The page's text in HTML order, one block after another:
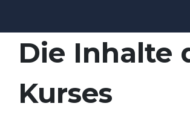
Die Inhalte
Kurses